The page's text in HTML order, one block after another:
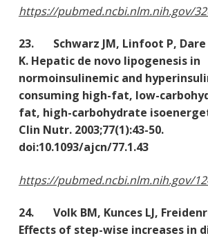
https://pubmed.ncbi.nlm.nih.gov/
23. Schwarz JM, Linfoot P, Dare
K. Hepatic de novo lipogenesis in
normoinsulinemic and
consuming high-fat, low-
fat, high-carbohydrate
Clin Nutr. 2003;77(1):43-50.
doi:10.1093/ajcn/77.1.43
https://pubmed.ncbi.nlm.nih.gov/
24. Volk BM, Kunces LJ,
Effects of step-wise increases in